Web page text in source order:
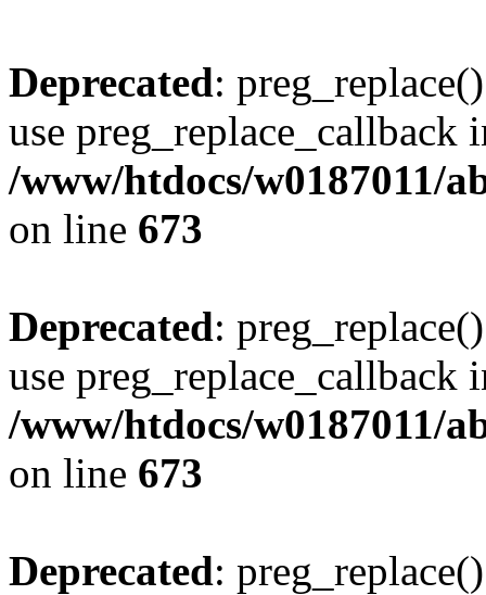
Deprecated:
use preg_replace_callback
/www/htdocs/w0187011/
on line 673
Deprecated:
use preg_replace_callback
/www/htdocs/w0187011/
on line 673
Deprecated: